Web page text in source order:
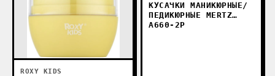
ROXY KIDS
КУСАЧКИ МАНИКЮРНЫЕ/
ПЕДИКЮРНЫЕ MERTZ
A660-2P